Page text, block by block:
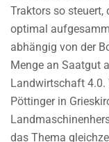
Traktors so steuert,
optimal
abhängig von der
Menge an Saatgut
Landwirtschaft 4.0.
Pöttinger in
das Thema